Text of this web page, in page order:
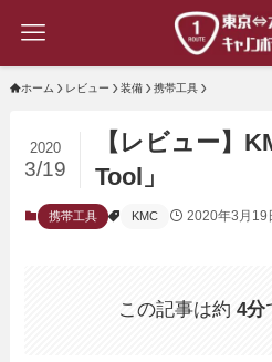
ホーム レビュー 装備 携帯工具
【レビュー】
Tool」
2020
3/19
携帯工具 KMC 2020年3月19
この記事は約 4分